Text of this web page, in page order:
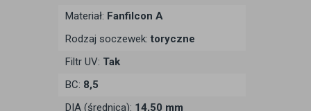
Materiał: Fanfilcon A
Rodzaj soczewek: toryczne
Filtr UV: Tak
BC: 8,5
DIA (średnica): 14,50 mm